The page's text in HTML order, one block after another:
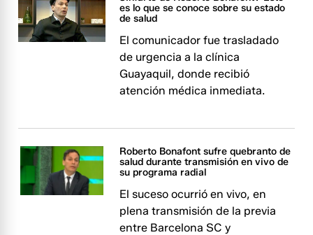
es lo que se conoce sobre su estado
de salud
El comunicador fue trasladado
de urgencia a la clínica
Guayaquil, donde recibió
atención médica inmediata.
Roberto Bonafont sufre quebranto de
salud durante transmisión en vivo de
su programa radial
El suceso ocurrió en vivo, en
plena transmisión de la previa
entre Barcelona SC y